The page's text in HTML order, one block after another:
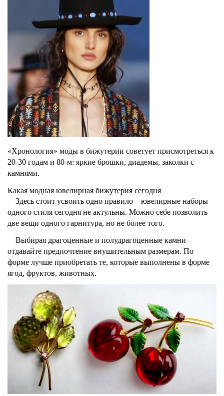
«Хронология» моды в бижутерии советует присмотреться к
20-30 годам и 80-м: яркие брошки, диадемы, заколки с
камнями.
Какая модная ювелирная бижутерия сегодня
Здесь стоит усвоить одно правило – ювелирные наборы
одного стиля сегодня не актульны. Можно себе позволить
две вещи одного гарнитура, но не более того.
Выбирая драгоценные и полудрагоценные камни –
отдавайте предпочтение внушительным размерам. По
форме лучше приобретать те, которые выполнены в форме
ягод, фруктов, животных.